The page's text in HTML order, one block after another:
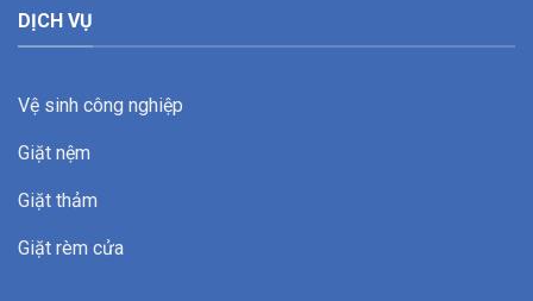
DỊCH VỤ
Vệ sinh công nghiệp
Giặt nệm
Giặt thảm
Giặt rèm cửa